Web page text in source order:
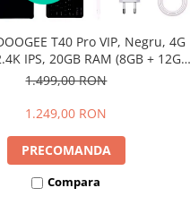
T40 Pro VIP, Negru, 4G
IPS, 20GB RAM (8GB + 12GB
512GB, Helio G99, 10800mAh,
1.499,00 RON
1.249,00 RON
PRECOMANDA
Compara